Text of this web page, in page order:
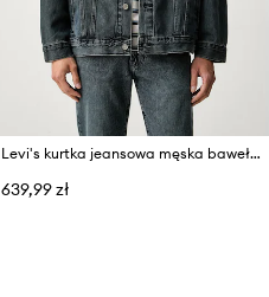
Levi's kurtka jeansowa męska bawełniana RELAXED FIT
639,99 zł